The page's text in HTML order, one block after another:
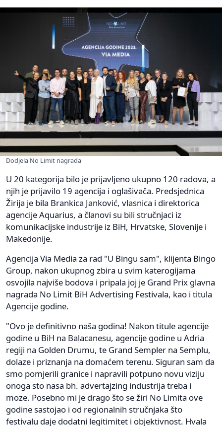
Dodjela No Limit nagrada
U 20 kategorija bilo je prijavljeno ukupno 120 radova, a
njih je prijavilo 19 agencija i oglašivača. Predsjednica
Žirija je bila Brankica Janković, vlasnica i direktorica
agencije Aquarius, a članovi su bili stručnjaci iz
komunikacijske industrije iz BiH, Hrvatske, Slovenije i
Makedonije.
Agencija Via Media za rad "U Bingu sam", klijenta Bingo
Group, nakon ukupnog zbira u svim katerogijama
osvojila najviše bodova i pripala joj je Grand Prix glavna
nagrada No Limit BiH Advertising Festivala, kao i titula
Agencije godine.
"Ovo je definitivno naša godina! Nakon titule agencije
godine u BiH na Balacanesu, agencije godine u Adria
regiji na Golden Drumu, te Grand Sempler na Semplu,
dolaze i priznanja na domaćem terenu. Siguran sam da
smo pomjerili granice i napravili potpuno novu viziju
onoga sto nasa bh. advertajzing industrija treba i
moze. Posebno mi je drago što se žiri No Limita ove
godine sastojao i od regionalnih stručnjaka što
festivalu daje dodatni legitimitet i objektivnost. Hvala